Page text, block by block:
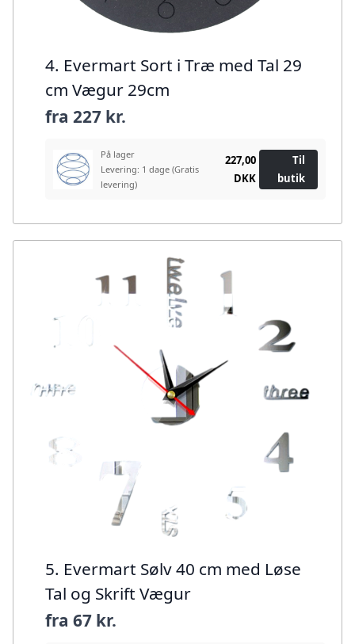
4. Evermart Sort i Træ med Tal 29
cm Vægur 29cm
fra 227 kr.
På lager
Levering: 1 dage (Gratis
levering)
227,00
DKK
Til
butik
5. Evermart Sølv 40 cm med Løse
Tal og Skrift Vægur
fra 67 kr.